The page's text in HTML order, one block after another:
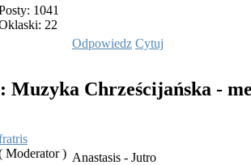
1041
22
Odpowiedz Cytuj
Muzyka Chrześcijańska -
Moderator ) Anastasis - Jutro